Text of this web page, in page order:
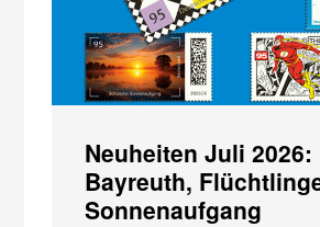
Neuheiten Juli 2026:
Bayreuth,
Sonnenaufgang